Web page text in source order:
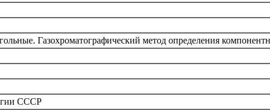
Газохроматографический метод определения
СССР